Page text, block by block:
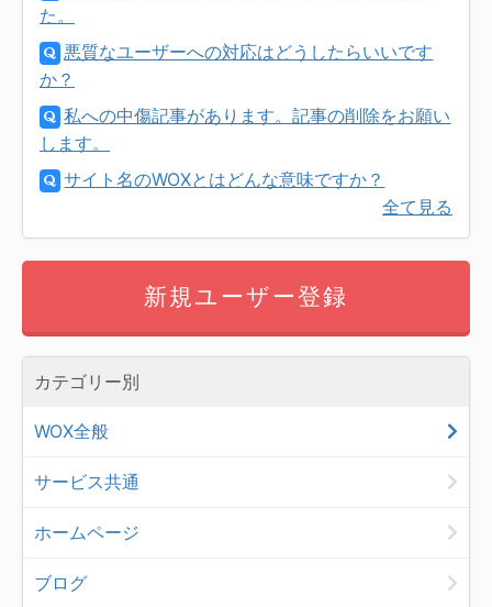
た。
悪質なユーザーへの対応はどうしたらいいです
か？
私への中傷記事があります。記事の削除をお願い
します。
サイト名のWOXとはどんな意味ですか？
全て見る
新規ユーザー登録
カテゴリー別
WOX全般
サービス共通
ホームページ
ブログ